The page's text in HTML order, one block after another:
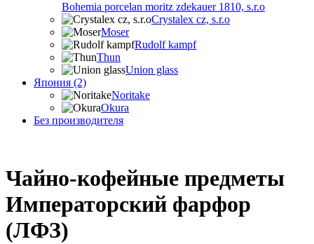
Bohemia porcelan moritz zdekauer 1810, s.r.o
Crystalex cz, s.r.o
Moser
Rudolf kampf
Thun
Union glass
Япония (2)
Noritake
Okura
Без производителя
Чайно-кофейные предметы
Императорский фарфор
(ЛФЗ)